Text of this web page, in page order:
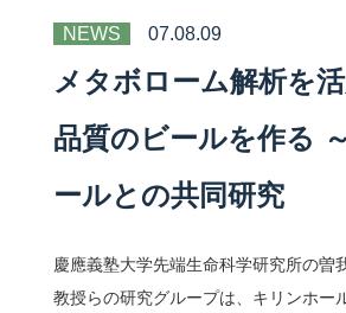
NEWS 07.08.09
メタボローム解析を
品質のビールを作る
ールとの共同研究
慶應義塾大学先端生命科学研究所の曽
教授らの研究グループは、キリンホー